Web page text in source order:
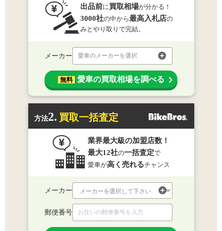
出品前に買取相場が分かる！
3000社の中から最高入札店の
みとやり取りで完結。
メーカー 愛車のメーカーを選択
無料 愛車の買取相場を調べる
方法2. 買取一括査定
業界最大級の加盟店数！
最大12社の一括査定で
愛車が高く売れるチャンス
メーカー
郵便番号